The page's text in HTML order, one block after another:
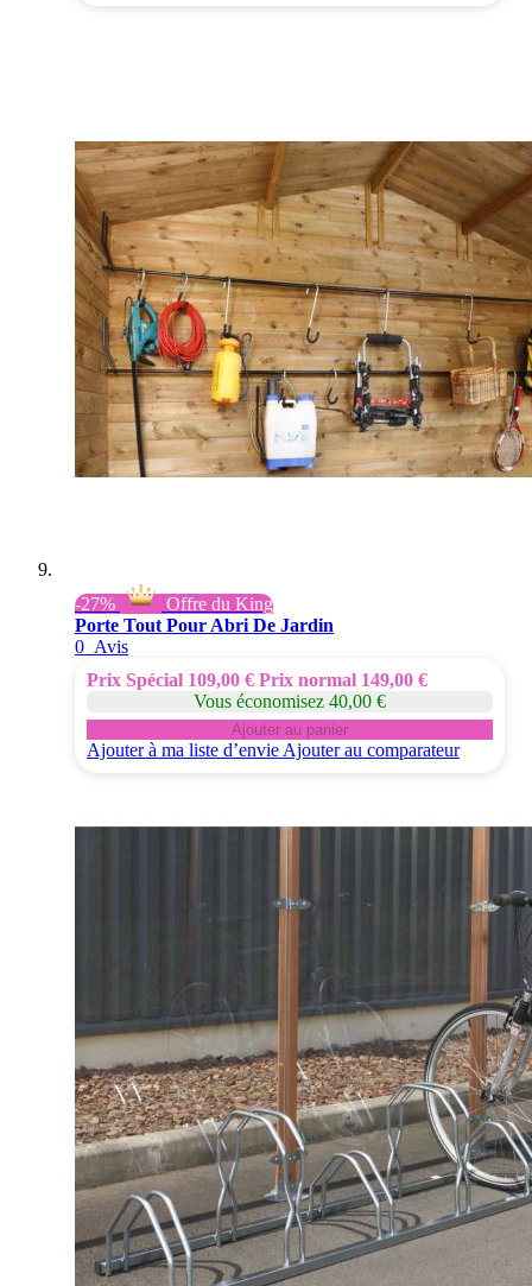
-27%
Offre du King
Porte Tout Pour Abri De Jardin
0 Avis
Prix Spécial 109,00 € Prix normal 149,00 €
Vous économisez 40,00 €
Ajouter au panier
Ajouter à ma liste d’envie Ajouter au comparateur